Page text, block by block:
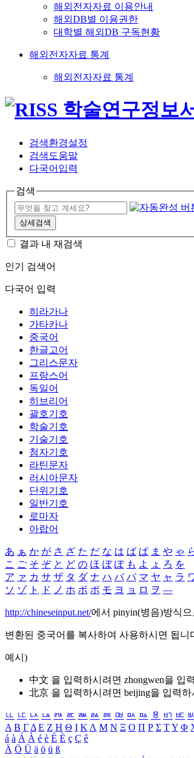
해외전자자료 이용안내
해외DB별 이용권한
대학별 해외DB 구독현황
해외전자자료 통계
해외전자자료 통계
검색환경설정
검색도움말
다국어입력
검색
상세검색
결과 내 재검색
인기 검색어
다국어 입력
히라가나
가타카나
중국어
한글고어
그리스문자
프랑스어
독일어
히브리어
괄호기호
학술기호
기술기호
첨자기호
라틴문자
러시아문자
단위기호
일반기호
로마자
아랍어
あ ぁ か が さ ざ た だ な は ば ぱ ま や ゃ
こ ご そ ぞ と ど の ほ ぼ ぽ も よ ょ ろ を
ア ァ カ サ ザ タ ダ ナ ハ バ パ マ ヤ ャ ラ
ソ ゾ ト ド ノ ホ ボ ポ モ ヨ ョ ロ ヲ ―
http://chineseinput.net/에서 pinyin(병음)방식
변환된 중국어를 복사하여 사용하시면 됩니
예시)
中文 을 입력하시려면 zhongwen을 입
北京 을 입력하시려면 beijing을 입력하
ㅥ ㅦ ㅧ ㅨ ㅩ ㅪ ㅫ ㅬ ㅭ ㅮ ㅯ ㅰ ㅱ ㅲ ㅳ
Α Β ΓΔ Ε Ζ Η Θ Ι ΚΛ Μ Ν Ξ Ο Π Ρ Σ ΤΥ Φ
á à Á À é è É È ç Ç ê
Ä Ö Ü ä ö ü ß